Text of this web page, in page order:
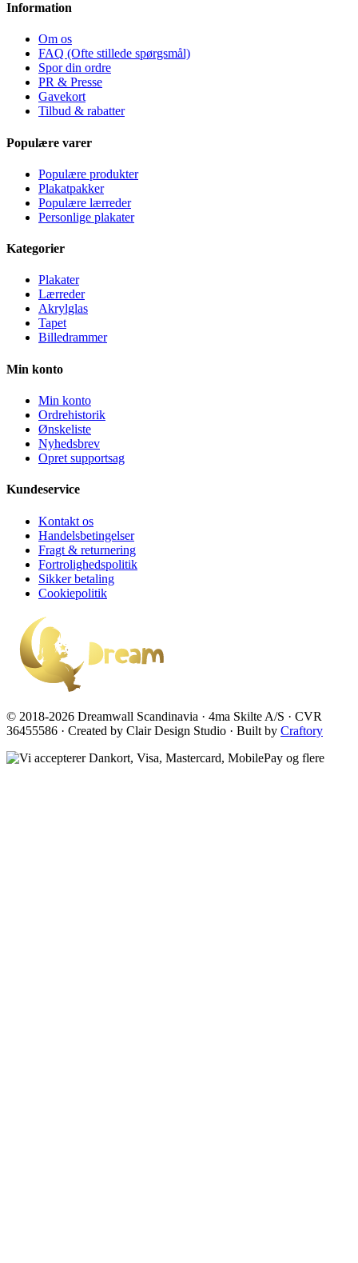
Information
Om os
FAQ (Ofte stillede spørgsmål)
Spor din ordre
PR & Presse
Gavekort
Tilbud & rabatter
Populære varer
Populære produkter
Plakatpakker
Populære lærreder
Personlige plakater
Kategorier
Plakater
Lærreder
Akrylglas
Tapet
Billedrammer
Min konto
Min konto
Ordrehistorik
Ønskeliste
Nyhedsbrev
Opret supportsag
Kundeservice
Kontakt os
Handelsbetingelser
Fragt & returnering
Fortrolighedspolitik
Sikker betaling
Cookiepolitik
© 2018-2026 Dreamwall Scandinavia · 4ma Skilte A/S · CVR
36455586 · Created by Clair Design Studio · Built by Craftory